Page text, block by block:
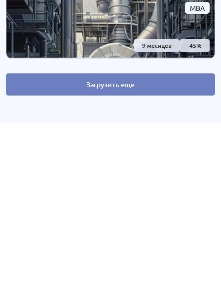
MBA
9 месяцев -45%
управления производством, снабжением, распределением и
продажей энергии, что позволяет специалистам стать более
эффективными руководителями и лидерами в сфере энергетики
Загрузить еще